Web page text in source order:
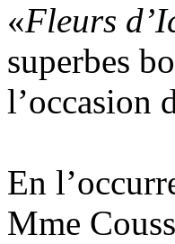
«Fleurs
superbes
l’occasion
En
Mme